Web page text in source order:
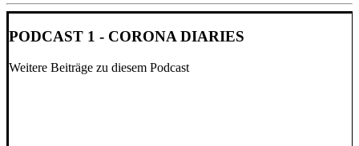
PODCAST 1 - CORONA DIARIES
Weitere Beiträge zu diesem Podcast